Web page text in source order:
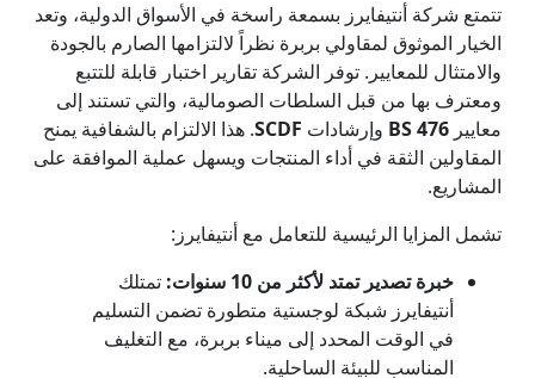
تتمتع شركة أنتيفايرز بسمعة راسخة في الأسواق الدولية، وتعد
الخيار الموثوق لمقاولي بربرة نظراً لالتزامها الصارم بالجودة
والامتثال للمعايير. توفر الشركة تقارير اختبار قابلة للتتبع
ومعترف بها من قبل السلطات الصومالية، والتي تستند إلى
معايير BS 476 وإرشادات SCDF. هذا الالتزام بالشفافية يمنح
المقاولين الثقة في أداء المنتجات ويسهل عملية الموافقة على
المشاريع.
تشمل المزايا الرئيسية للتعامل مع أنتيفايرز:
خبرة تصدير تمتد لأكثر من 10 سنوات:
تمتلك
أنتيفايرز شبكة لوجستية متطورة تضمن التسليم
في الوقت المحدد إلى ميناء بربرة، مع التغليف
المناسب للبيئة الساحلية.